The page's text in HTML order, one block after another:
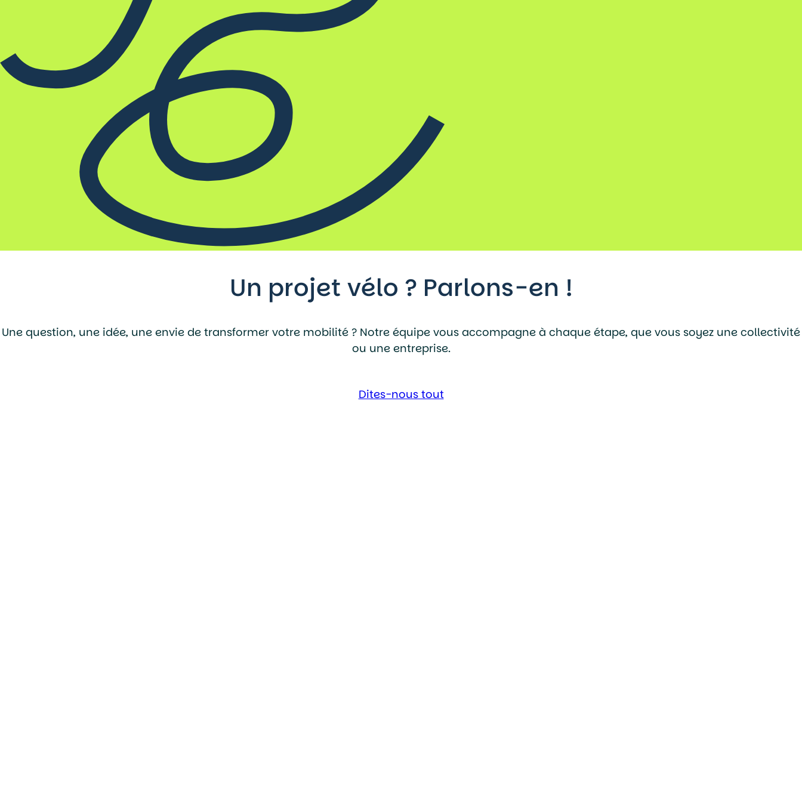
Un projet vélo ? Parlons-en !
Une question, une idée, une envie de transformer votre mobilité ? Notre équipe vous accompagne à chaque étape, que vous soyez une collectivité
ou une entreprise.
Dites-nous tout